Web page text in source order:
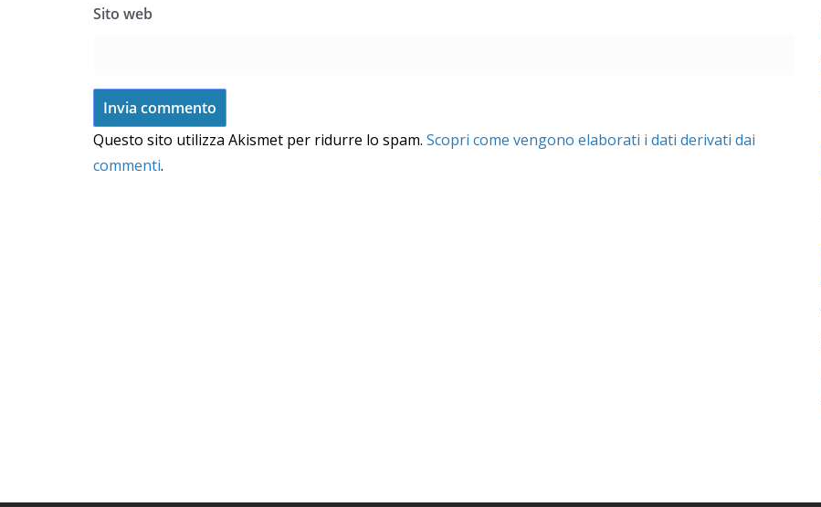
Sito web
Questo sito utilizza Akismet per ridurre lo spam. Scopri come vengono elaborati i dati derivati dai
commenti.